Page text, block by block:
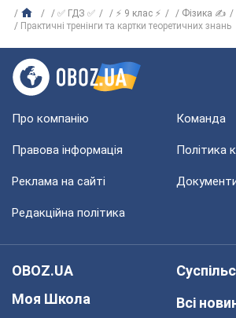
✅ ГДЗ ✅ ⚡ 9 клас ⚡ Фізика ✍
Практичні тренінги та картки теоретичних знань
Про компанію Команда
Правова інформація Політика
Реклама на сайті
Редакційна політика
OBOZ.UA
Моя Школа
Всі